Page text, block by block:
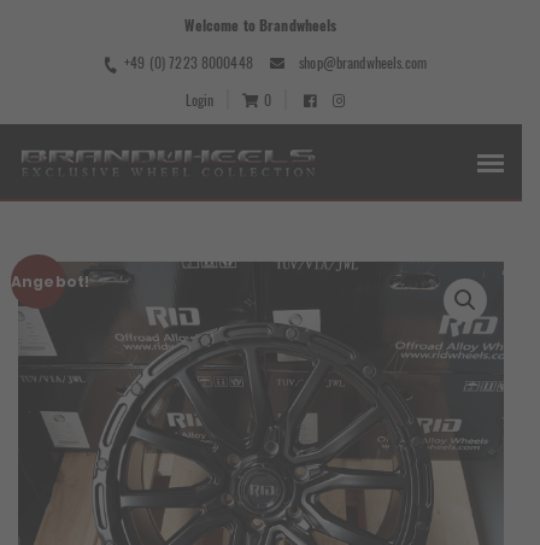
Welcome to Brandwheels
+49 (0) 7223 8000448
shop@brandwheels.com
Login
0
Angebot!